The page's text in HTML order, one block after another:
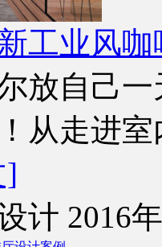
工业风
放自己
从走进
]
计 2016